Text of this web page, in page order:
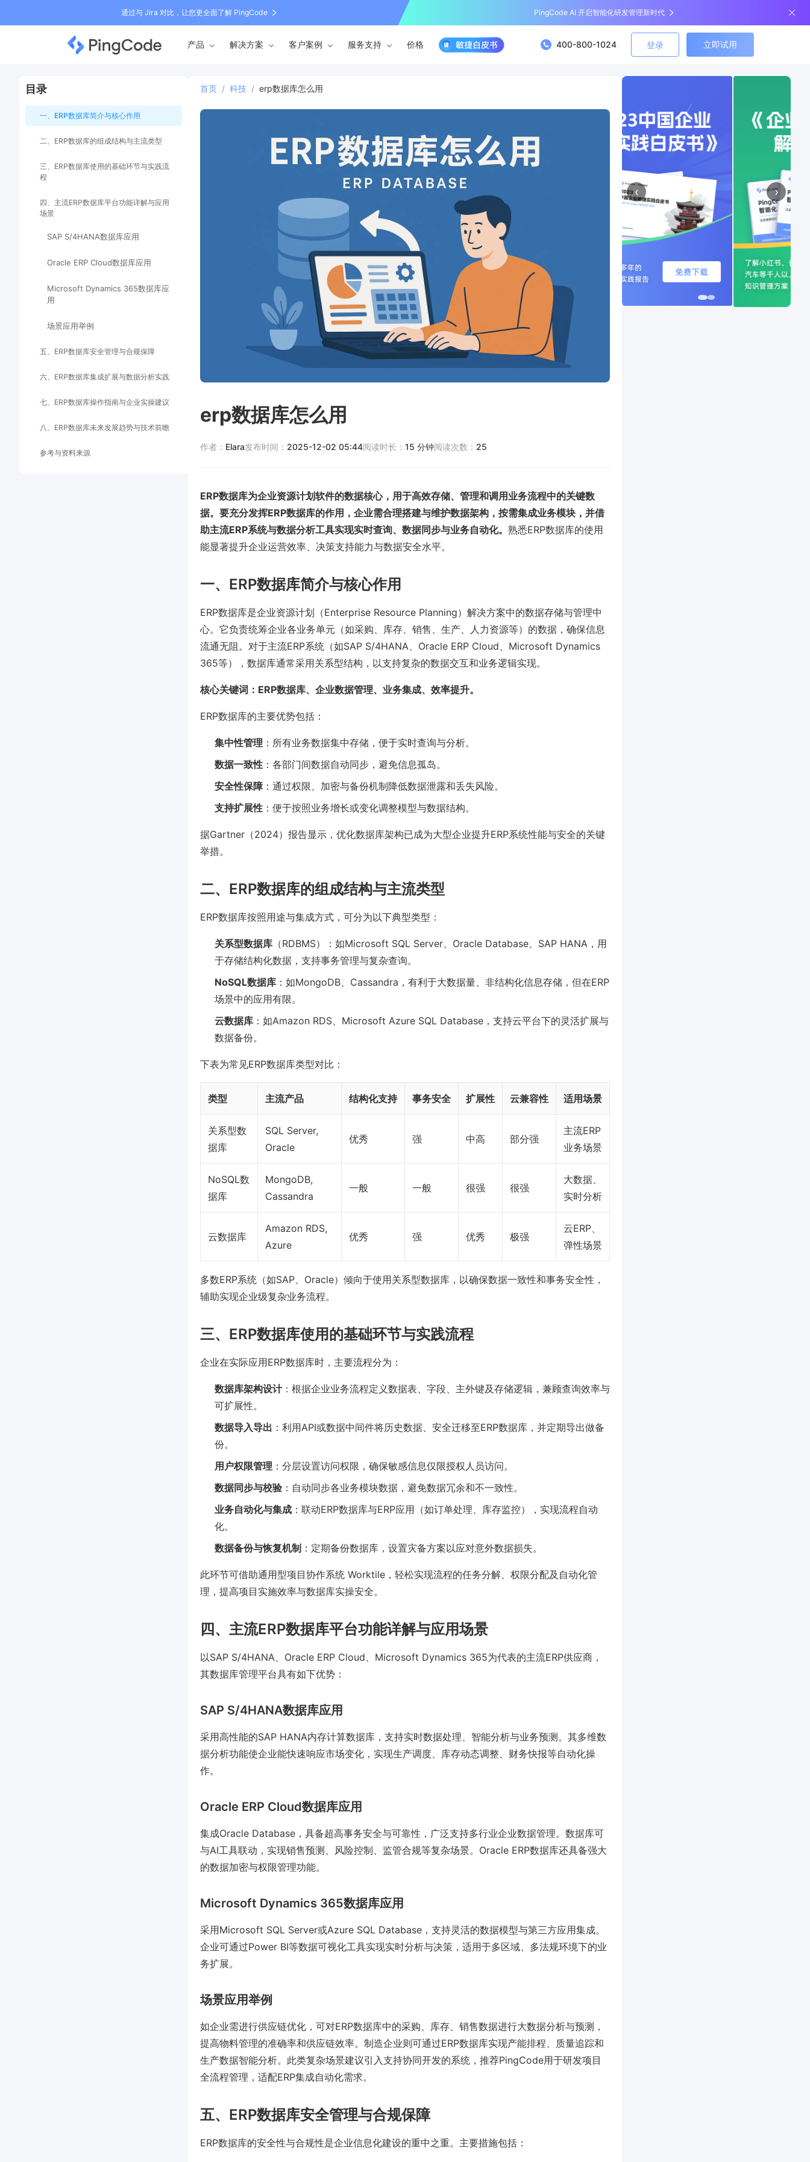
通过与 Jira 对比，让您更全面了解 PingCode PingCode AI 开启智能化研发管理新时代
产品 解决方案 客户案例 服务支持 价格 400-800-1024 登录 立即试用
目录
一、ERP数据库简介与核心作用
二、ERP数据库的组成结构与主流类型
三、ERP数据库使用的基础环节与实践流
程
四、主流ERP数据库平台功能详解与应用
场景
SAP S/4HANA数据库应用
Oracle ERP Cloud数据库应用
Microsoft Dynamics 365数据库应
用
场景应用举例
五、ERP数据库安全管理与合规保障
六、ERP数据库集成扩展与数据分析实践
七、ERP数据库操作指南与企业实操建议
八、ERP数据库未来发展趋势与技术前瞻
参考与资料来源
首页 / 科技 / erp数据库怎么用
erp数据库怎么用
作者： Elara发布时间： 2025-12-02 05:44阅读时长： 15 分钟阅读次数： 25
ERP数据库为企业资源计划软件的数据核心，用于高效存储、管理和调用业务流程中的关键数
据。要充分发挥ERP数据库的作用，企业需合理搭建与维护数据架构，按需集成业务模块，并借
助主流ERP系统与数据分析工具实现实时查询、数据同步与业务自动化。 熟悉ERP数据库的使用
能显著提升企业运营效率、决策支持能力与数据安全水平。
一、ERP数据库简介与核心作用
ERP数据库是企业资源计划（Enterprise Resource Planning）解决方案中的数据存储与管理中
心。它负责统筹企业各业务单元（如采购、库存、销售、生产、人力资源等）的数据，确保信息
流通无阻。对于主流ERP系统（如SAP S/4HANA、Oracle ERP Cloud、Microsoft Dynamics
365等），数据库通常采用关系型结构，以支持复杂的数据交互和业务逻辑实现。
核心关键词：ERP数据库、企业数据管理、业务集成、效率提升。
ERP数据库的主要优势包括：
集中性管理 ：所有业务数据集中存储，便于实时查询与分析。
数据一致性 ：各部门间数据自动同步，避免信息孤岛。
安全性保障 ：通过权限、加密与备份机制降低数据泄露和丢失风险。
支持扩展性 ：便于按照业务增长或变化调整模型与数据结构。
据Gartner（2024）报告显示，优化数据库架构已成为大型企业提升ERP系统性能与安全的关键
举措。
二、ERP数据库的组成结构与主流类型
ERP数据库按照用途与集成方式，可分为以下典型类型：
关系型数据库 （RDBMS）：如Microsoft SQL Server、Oracle Database、SAP HANA，用
于存储结构化数据，支持事务管理与复杂查询。
NoSQL数据库 ：如MongoDB、Cassandra，有利于大数据量、非结构化信息存储，但在ERP
场景中的应用有限。
云数据库 ：如Amazon RDS、Microsoft Azure SQL Database，支持云平台下的灵活扩展与
数据备份。
下表为常见ERP数据库类型对比：
类型 主流产品 结构化支持 事务安全 扩展性 云兼容性 适用场景
关系型数
据库
SQL Server,
Oracle
优秀 强 中高 部分强
主流ERP
业务场景
NoSQL数
据库
MongoDB,
Cassandra
一般 一般 很强 很强
大数据、
实时分析
云数据库
Amazon RDS,
Azure
优秀 强 优秀 极强
云ERP、
弹性场景
多数ERP系统（如SAP、Oracle）倾向于使用关系型数据库，以确保数据一致性和事务安全性，
辅助实现企业级复杂业务流程。
三、ERP数据库使用的基础环节与实践流程
企业在实际应用ERP数据库时，主要流程分为：
数据库架构设计：根据企业业务流程定义数据表、字段、主外键及存储逻辑，兼顾查询效率与
可扩展性。
数据导入导出 ：利用API或数据中间件将历史数据、安全迁移至ERP数据库，并定期导出做备
份。
用户权限管理 ：分层设置访问权限，确保敏感信息仅限授权人员访问。
数据同步与校验 ：自动同步各业务模块数据，避免数据冗余和不一致性。
业务自动化与集成 ：联动ERP数据库与ERP应用（如订单处理、库存监控），实现流程自动
化。
数据备份与恢复机制 ：定期备份数据库，设置灾备方案以应对意外数据损失。
此环节可借助通用型项目协作系统 Worktile，轻松实现流程的任务分解、权限分配及自动化管
理，提高项目实施效率与数据库实操安全。
四、主流ERP数据库平台功能详解与应用场景
以SAP S/4HANA、Oracle ERP Cloud、Microsoft Dynamics 365为代表的主流ERP供应商，
其数据库管理平台具有如下优势：
SAP S/4HANA数据库应用
采用高性能的SAP HANA内存计算数据库，支持实时数据处理、智能分析与业务预测。其多维数
据分析功能使企业能快速响应市场变化，实现生产调度、库存动态调整、财务快报等自动化操
作。
Oracle ERP Cloud数据库应用
集成Oracle Database，具备超高事务安全与可靠性，广泛支持多行业企业数据管理。数据库可
与AI工具联动，实现销售预测、风险控制、监管合规等复杂场景。Oracle ERP数据库还具备强大
的数据加密与权限管理功能。
Microsoft Dynamics 365数据库应用
采用Microsoft SQL Server或Azure SQL Database，支持灵活的数据模型与第三方应用集成。
企业可通过Power BI等数据可视化工具实现实时分析与决策，适用于多区域、多法规环境下的业
务扩展。
场景应用举例
如企业需进行供应链优化，可对ERP数据库中的采购、库存、销售数据进行大数据分析与预测，
提高物料管理的准确率和供应链效率。制造企业则可通过ERP数据库实现产能排程、质量追踪和
生产数据智能分析。此类复杂场景建议引入支持协同开发的系统，推荐PingCode用于研发项目
全流程管理，适配ERP集成自动化需求。
五、ERP数据库安全管理与合规保障
ERP数据库的安全性与合规性是企业信息化建设的重中之重。主要措施包括：
‹ ›